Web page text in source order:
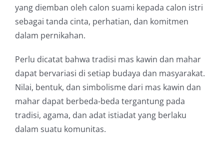
yang diemban oleh calon suami kepada calon istri
sebagai tanda cinta, perhatian, dan komitmen
dalam pernikahan.
Perlu dicatat bahwa tradisi mas kawin dan mahar
dapat bervariasi di setiap budaya dan masyarakat.
Nilai, bentuk, dan simbolisme dari mas kawin dan
mahar dapat berbeda-beda tergantung pada
tradisi, agama, dan adat istiadat yang berlaku
dalam suatu komunitas.